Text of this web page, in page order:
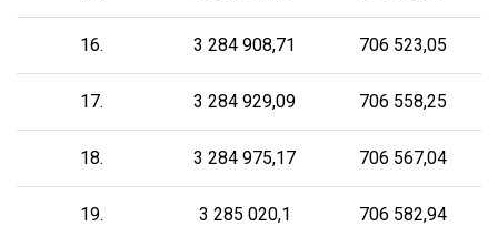
16. 3 284 908,71 706 523,05
17. 3 284 929,09 706 558,25
18. 3 284 975,17 706 567,04
19. 3 285 020,1 706 582,94